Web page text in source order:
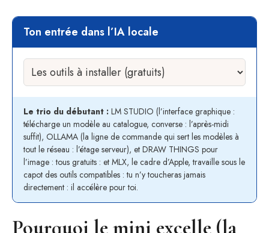
Ton entrée dans l’IA locale
Le trio du débutant : LM STUDIO (l’interface graphique :
télécharge un modèle au catalogue, converse : l’après-midi
suffit), OLLAMA (la ligne de commande qui sert les modèles à
tout le réseau : l’étage serveur), et DRAW THINGS pour
l’image : tous gratuits : et MLX, le cadre d’Apple, travaille sous le
capot des outils compatibles : tu n’y toucheras jamais
directement : il accélère pour toi.
Pourquoi le mini excelle (la